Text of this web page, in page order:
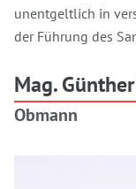
unentgeltlich in
der Führung des
Mag.
Obmann